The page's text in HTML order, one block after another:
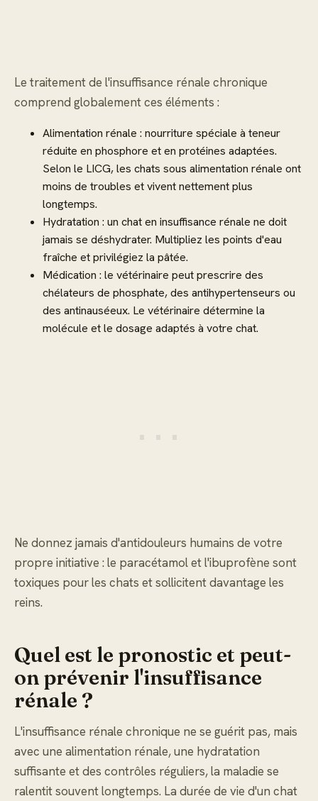
Le traitement de l'insuffisance rénale chronique
comprend globalement ces éléments :
Alimentation rénale : nourriture spéciale à teneur
réduite en phosphore et en protéines adaptées.
Selon le LICG, les chats sous alimentation rénale ont
moins de troubles et vivent nettement plus
longtemps.
Hydratation : un chat en insuffisance rénale ne doit
jamais se déshydrater. Multipliez les points d'eau
fraîche et privilégiez la pâtée.
Médication : le vétérinaire peut prescrire des
chélateurs de phosphate, des antihypertenseurs ou
des antinauséeux. Le vétérinaire détermine la
molécule et le dosage adaptés à votre chat.
Ne donnez jamais d'antidouleurs humains de votre
propre initiative : le paracétamol et l'ibuprofène sont
toxiques pour les chats et sollicitent davantage les
reins.
Quel est le pronostic et peut-
on prévenir l'insuffisance
rénale ?
L'insuffisance rénale chronique ne se guérit pas, mais
avec une alimentation rénale, une hydratation
suffisante et des contrôles réguliers, la maladie se
ralentit souvent longtemps. La durée de vie d'un chat